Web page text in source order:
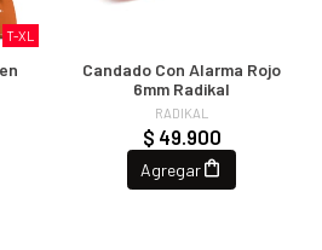
T-XL
Candado Con Alarma Rojo
6mm Radikal
RADIKAL
$ 49.900
Agregar